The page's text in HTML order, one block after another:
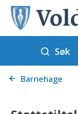
Søk
Du Barnehage